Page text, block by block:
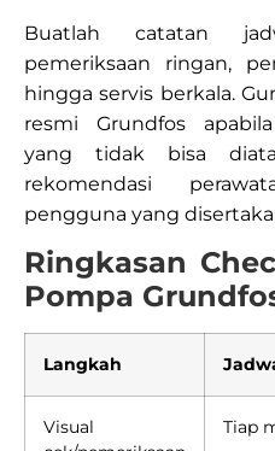
Buatlah catatan
pemeriksaan ringan,
hingga servis berkala.
resmi Grundfos
yang tidak bisa
rekomendasi
pengguna yang
Ringkasan
Pompa
Langkah
Visual
Tiap